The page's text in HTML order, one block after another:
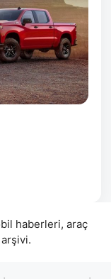
haberleri, araç